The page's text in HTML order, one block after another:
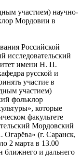
участием) научно-
Мордовии в
Российской
имени Н. П.
русской и
участие в
участием)
фольклор
которые
факультете
Мордовский
(г. Саранск,
2 марта в 13.00
ближнего и дальнего